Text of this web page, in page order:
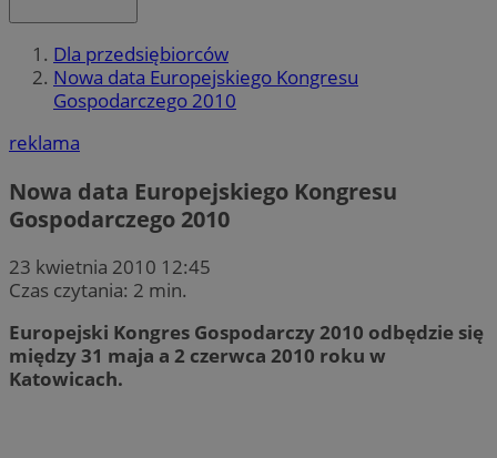
Dla przedsiębiorców
Nowa data Europejskiego Kongresu
Gospodarczego 2010
reklama
Nowa data Europejskiego Kongresu
Gospodarczego 2010
23 kwietnia 2010 12:45
Czas czytania: 2 min.
Europejski Kongres Gospodarczy 2010 odbędzie się
między 31 maja a 2 czerwca 2010 roku w
Katowicach.